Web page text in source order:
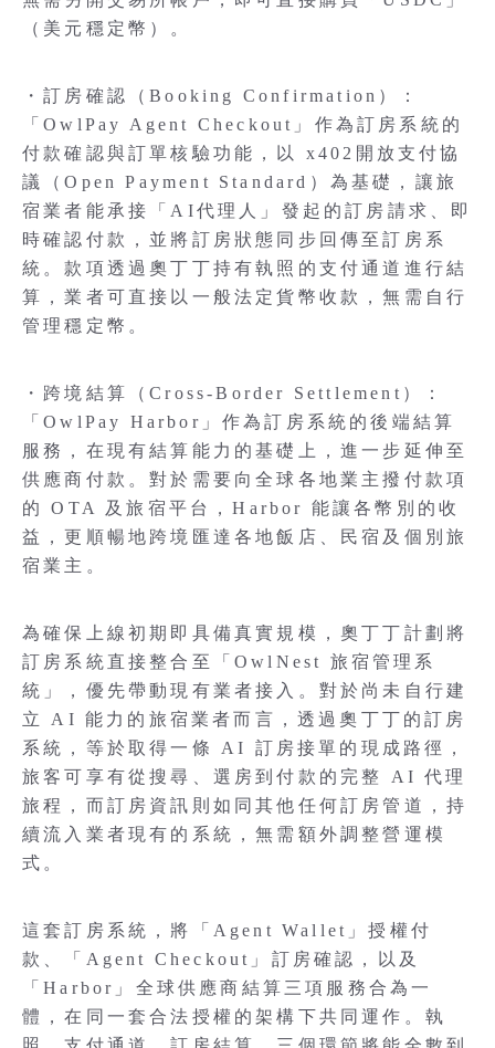
（美元穩定幣）。
・訂房確認（Booking Confirmation）：
「OwlPay Agent Checkout」作為訂房系統的
付款確認與訂單核驗功能，以 x402開放支付協
議（Open Payment Standard）為基礎，讓旅
宿業者能承接「AI代理人」發起的訂房請求、即
時確認付款，並將訂房狀態同步回傳至訂房系
統。款項透過奧丁丁持有執照的支付通道進行結
算，業者可直接以一般法定貨幣收款，無需自行
管理穩定幣。
・跨境結算（Cross-Border Settlement）：
「OwlPay Harbor」作為訂房系統的後端結算
服務，在現有結算能力的基礎上，進一步延伸至
供應商付款。對於需要向全球各地業主撥付款項
的 OTA 及旅宿平台，Harbor 能讓各幣別的收
益，更順暢地跨境匯達各地飯店、民宿及個別旅
宿業主。
為確保上線初期即具備真實規模，奧丁丁計劃將
訂房系統直接整合至「OwlNest 旅宿管理系
統」，優先帶動現有業者接入。對於尚未自行建
立 AI 能力的旅宿業者而言，透過奧丁丁的訂房
系統，等於取得一條 AI 訂房接單的現成路徑，
旅客可享有從搜尋、選房到付款的完整 AI 代理
旅程，而訂房資訊則如同其他任何訂房管道，持
續流入業者現有的系統，無需額外調整營運模
式。
這套訂房系統，將「Agent Wallet」授權付
款、「Agent Checkout」訂房確認，以及
「Harbor」全球供應商結算三項服務合為一
體，在同一套合法授權的架構下共同運作。執